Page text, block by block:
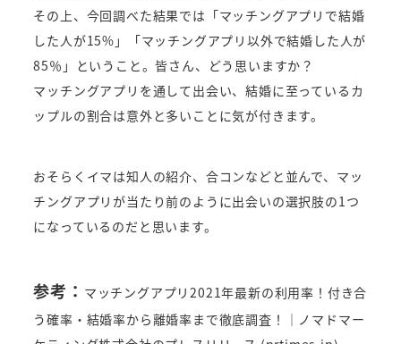
その上、今回調べた結果では「マッチングアプリで結婚
した人が15%」「マッチングアプリ以外で結婚した人が
85％」ということ。皆さん、どう思いますか？
マッチングアプリを通して出会い、結婚に至っているカ
ップルの割合は意外と多いことに気が付きます。
おそらくイマは知人の紹介、合コンなどと並んで、マッ
チングアプリが当たり前のように出会いの選択肢の1つ
になっているのだと思います。
参考： マッチングアプリ2021年最新の利用率！付き合
う確率・結婚率から離婚率まで徹底調査！｜ノマドマー